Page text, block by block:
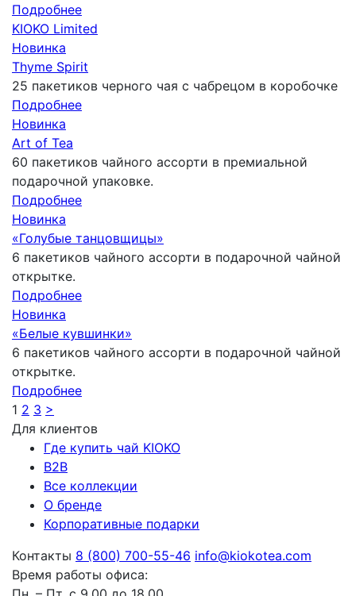
Подробнее
KIOKO Limited
Новинка
Thyme Spirit
25 пакетиков черного чая с чабрецом в коробочке
Подробнее
Новинка
Art of Tea
60 пакетиков чайного ассорти в премиальной
подарочной упаковке.
Подробнее
Новинка
«Голубые танцовщицы»
6 пакетиков чайного ассорти в подарочной чайной
открытке.
Подробнее
Новинка
«Белые кувшинки»
6 пакетиков чайного ассорти в подарочной чайной
открытке.
Подробнее
1 2 3 >
Для клиентов
Где купить чай KIOKO
B2B
Все коллекции
О бренде
Корпоративные подарки
Контакты 8 (800) 700-55-46 info@kiokotea.com
Время работы офиса: